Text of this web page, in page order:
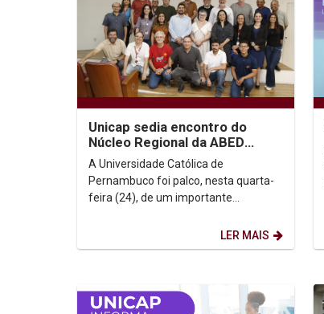
Unicap sedia encontro do
Núcleo Regional da ABED
Recife e promove debate
sobre os rumos da EAD no...
A Universidade Católica de
Pernambuco foi palco, nesta quarta-
feira (24), de um importante
sobre os caminhos da Educação a...
LER MAIS